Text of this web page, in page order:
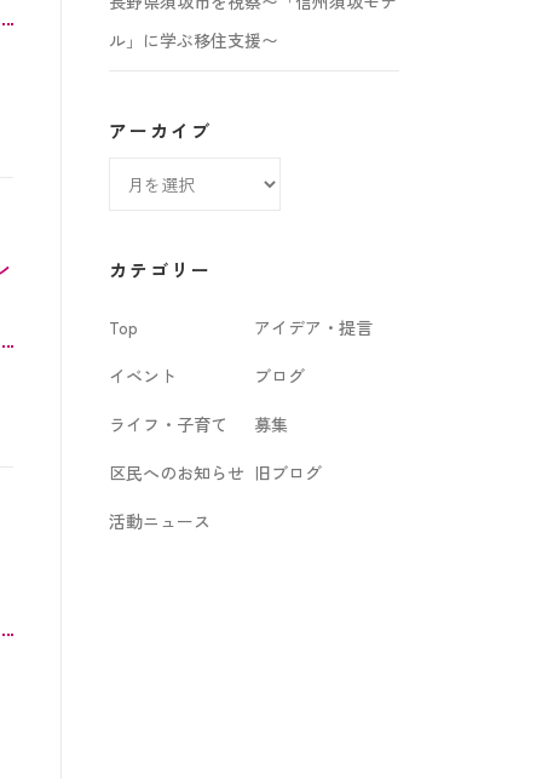
ル」に学ぶ移住支援〜
アーカイブ
ブ
カテゴリー
Top
アイデア・提言
イベント
ブログ
ライフ・子育て
募集
区民へのお知らせ 旧ブログ
活動ニュース